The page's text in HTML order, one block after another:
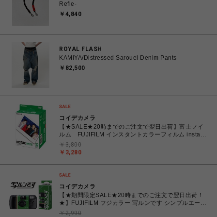
Refle-
￥4,840
ROYAL FLASH
KAMIYA/Distressed Sarouel Denim Pants
￥82,500
コイデカメラ
【★SALE★20時までのご注文で翌日出荷】富士フイ
ルム FUJIFILM インスタントカラーフィルム instax
WIDE ワイド 2パック(10枚入×2) INSTAXWIDEWW2
￥3,280
￥3,800
コイデカメラ
【★期間限定SALE★20時までのご注文で翌日出荷！
★】FUJIFILM フジカラー 写ルンです シンプルエース
27枚撮り レンズ付きフィルム
￥2,990